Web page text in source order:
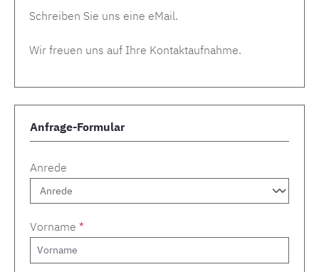
Schreiben Sie uns eine eMail.
Wir freuen uns auf Ihre Kontaktaufnahme.
Anfrage-Formular
Anrede
Vorname *